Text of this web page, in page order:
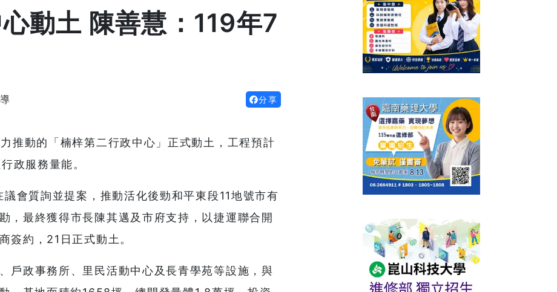
動土 陳善慧：119年7
分享
推動的「楠梓第二行政中心」正式動土，工程預計
政服務量能。
會質詢並提案，推動活化後勁和平東段11地號市有
，最終獲得市長陳其邁及市府支持，以捷運聯合開
簽約，21日正式動土。
戶政事務所、里民活動中心及長青學苑等設施，與